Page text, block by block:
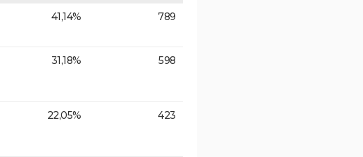
41,14% 789
31,18% 598
22,05% 423